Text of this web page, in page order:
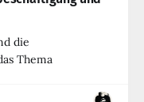
die
Thema